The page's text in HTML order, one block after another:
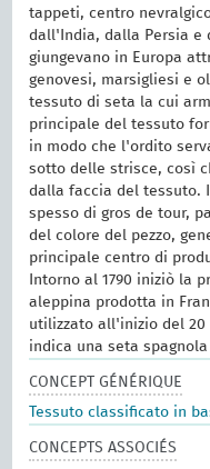
tappeti, centro
dall'India, dalla Persia e
giungevano in Europa
genovesi, marsigliesi e
tessuto di seta la cui
principale del tessuto
in modo che l'ordito
sotto delle strisce, così
dalla faccia del tessuto.
spesso di gros de tour,
del colore del pezzo,
principale centro di
Intorno al 1790 iniziò la
aleppina prodotta in
utilizzato all'inizio del
indica una seta
CONCEPT GÉNÉRIQUE
Tessuto classificato in
CONCEPTS ASSOCIÉS